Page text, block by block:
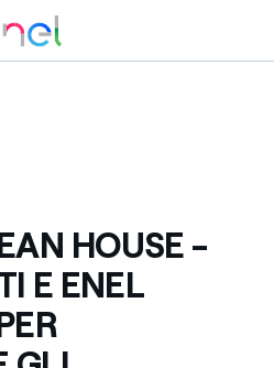
HOUSE -
E ENEL